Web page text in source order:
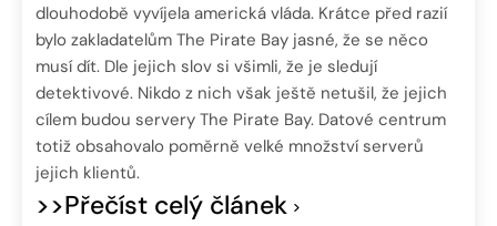
dlouhodobě vyvíjela americká vláda. Krátce před razií
bylo zakladatelům The Pirate Bay jasné, že se něco
musí dít. Dle jejich slov si všimli, že je sledují
detektivové. Nikdo z nich však ještě netušil, že jejich
cílem budou servery The Pirate Bay. Datové centrum
totiž obsahovalo poměrně velké množství serverů
jejich klientů.
>>Přečíst celý článek